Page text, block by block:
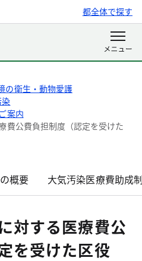
都全体で探す
の衛生・動物愛護
案内
費公費負担制度（認定を受けた
概要 大気汚染医療費助成
対する医療費公
を受けた区役